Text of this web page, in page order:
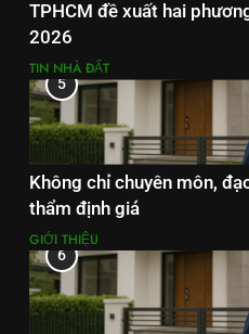
TPHCM đề xuất hai
2026
TIN NHÀ ĐẤT
5
Không chỉ chuyên môn,
thẩm định giá
GIỚI THIỆU
6